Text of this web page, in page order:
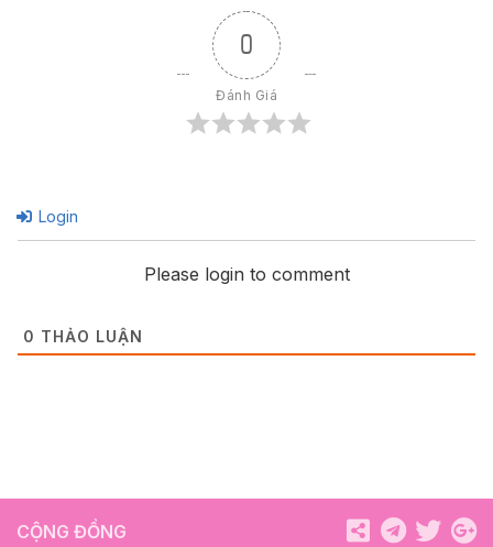
0
Đánh Giá
Login
Please login to comment
0 THẢO LUẬN
CỘNG ĐỒNG